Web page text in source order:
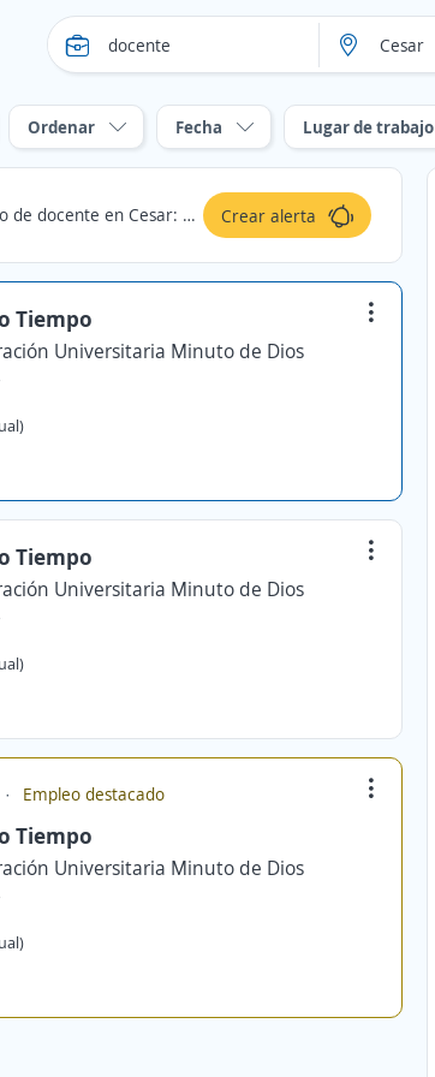
Ordenar Fecha Lugar de trabajo
en Cesar: Tiempo Parcial Crear alerta
Tiempo
Universitaria Minuto de Dios
Tiempo
Universitaria Minuto de Dios
Empleo destacado
Tiempo
Universitaria Minuto de Dios